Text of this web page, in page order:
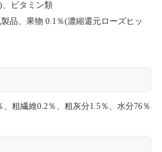
ビタミン類
品、果物 0.1％(濃縮還元ローズヒッ
粗繊維0.2％、粗灰分1.5％、水分76％